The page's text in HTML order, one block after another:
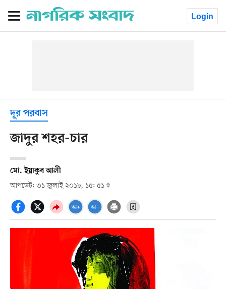
Login
দূর পরবাস
জাদুর শহর-চার
মো. ইয়াকুব আলী
আপডেট: ৩১ জুলাই ২০১৮, ১৫: ৫১